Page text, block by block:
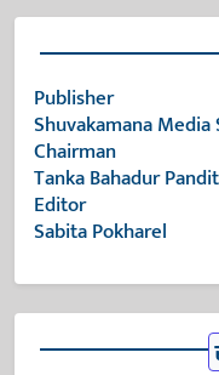
Publisher
Shuvakamana
Chairman
Tanka Bahadur Pandit
Editor
Sabita Pokharel